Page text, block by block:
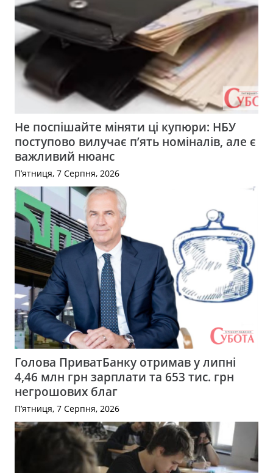
Не поспішайте міняти ці купюри: НБУ
поступово вилучає п’ять номіналів, але є
важливий нюанс
П’ятниця, 7 Серпня, 2026
Голова ПриватБанку отримав у липні
4,46 млн грн зарплати та 653 тис. грн
негрошових благ
П’ятниця, 7 Серпня, 2026